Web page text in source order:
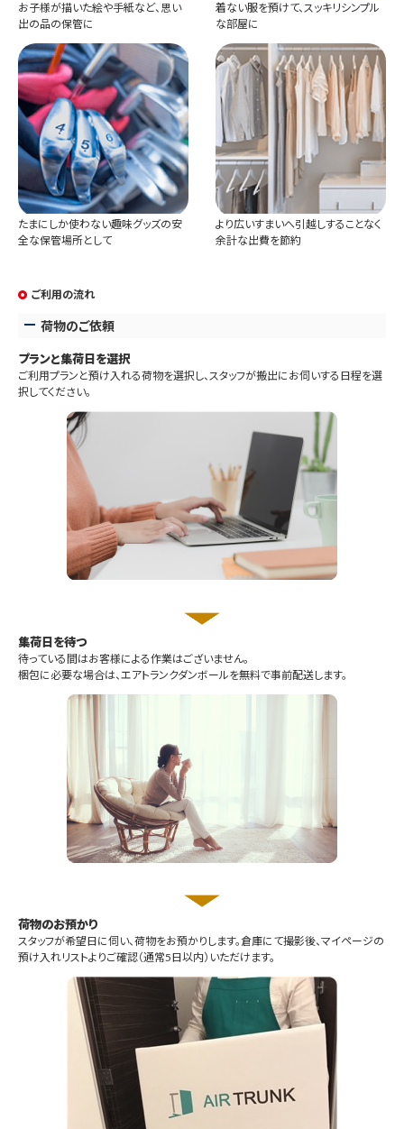
お子様が描いた絵や手紙など、思い
出の品の保管に
着ない服を預けて、スッキリシンプル
な部屋に
たまにしか使わない趣味グッズの安
全な保管場所として
より広いすまいへ引越しすることなく
余計な出費を節約
ご利用の流れ
荷物のご依頼
プランと集荷日を選択
ご利用プランと預け入れる荷物を選択し、スタッフが搬出にお伺いする日程を選
択してください。
集荷日を待つ
待っている間はお客様による作業はございません。
梱包に必要な場合は、エアトランクダンボールを無料で事前配送します。
荷物のお預かり
スタッフが希望日に伺い、荷物をお預かりします。倉庫にて撮影後、マイページの
預け入れリストよりご確認（通常5日以内）いただけます。